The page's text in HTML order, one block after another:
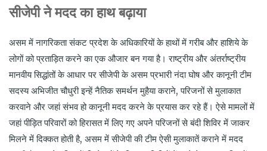
सीजेपी ने मदद का हाथ बढ़ाया
असम में नागरिकता संकट प्रदेश के अधिकारियों के हाथों में गरीब और हाशिये के
लोगों को प्रताड़ित करने का एक औजार बन गया है। राष्ट्रीय और अंतर्राष्ट्रीय
मानवीय सिद्धांतों के आधार पर सीजेपी के असम प्रभारी नंदा घोष और कानूनी टीम
सदस्य अभिजीत चौधुरी इन्हें नैतिक समर्थन मुहैया कराने, परिजनों से मुलाकात
करवाने और जहां संभव हो कानूनी मदद करने के प्रयास कर रहे हैं। ऐसे मामलों में
जहां पीड़ित परिवारों को हिरासत में लिए गए अपने परिजनों से बंदी शिविर में जाकर
मिलने में दिक्कत होती है, असम में सीजेपी की टीम ऐसी मुलाकातें कराने में मदद